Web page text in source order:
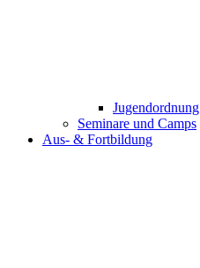
Jugendordnung
Seminare und Camps
Aus- & Fortbildung